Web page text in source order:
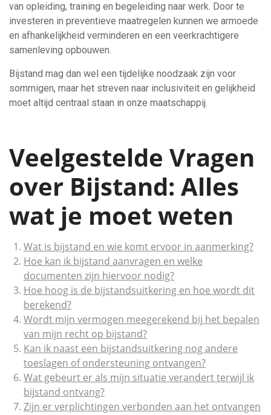
van opleiding, training en begeleiding naar werk. Door te
investeren in preventieve maatregelen kunnen we armoede
en afhankelijkheid verminderen en een veerkrachtigere
samenleving opbouwen.
Bijstand mag dan wel een tijdelijke noodzaak zijn voor
sommigen, maar het streven naar inclusiviteit en gelijkheid
moet altijd centraal staan in onze maatschappij.
Veelgestelde Vragen
over Bijstand: Alles
wat je moet weten
Wat is bijstand en wie komt ervoor in aanmerking?
Hoe kan ik bijstand aanvragen en welke
documenten zijn hiervoor nodig?
Hoe hoog is de bijstandsuitkering en hoe wordt dit
berekend?
Wordt mijn vermogen meegerekend bij het bepalen
van mijn recht op bijstand?
Kan ik naast een bijstandsuitkering nog andere
toeslagen of ondersteuning ontvangen?
Wat gebeurt er als mijn situatie verandert terwijl ik
bijstand ontvang?
Zijn er verplichtingen verbonden aan het ontvangen